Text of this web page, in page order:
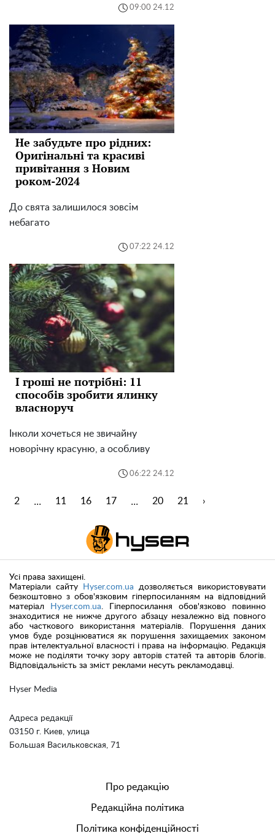
09:00 24.12
Не забудьте про рідних:
Оригінальні та красиві
привітання з Новим
роком-2024
До свята залишилося зовсім
небагато
07:22 24.12
І гроші не потрібні: 11
способів зробити ялинку
власноруч
Інколи хочеться не звичайну
новорічну красуню, а особливу
06:22 24.12
2 ... 11 16 17 ... 20 21 ›
Hyser Media
Адреса редакції
03150 г. Киев, улица
Большая Васильковская, 71
Усі права захищені.
Матеріали сайту
Hyser.com.ua дозволяється використовувати
безкоштовно з обов'язковим гіперпосиланням на відповідний
матеріал
Hyser.com.ua. Гіперпосилання обов'язково повинно
знаходитися не нижче другого абзацу незалежно від повного
або часткового використання матеріалів. Порушення даних
умов буде розцінюватися як порушення захищаемих законом
прав інтелектуальної власності і права на інформацію. Редакція
може не поділяти точку зору авторів статей та авторів блогів.
Відповідальність за зміст реклами несуть рекламодавці.
Про редакцію
Редакційна політика
Політика конфіденційності